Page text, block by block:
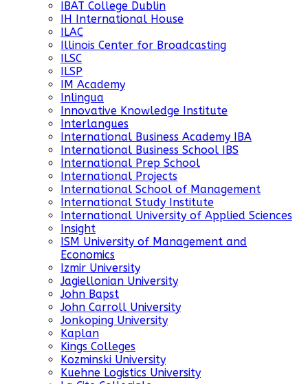
IBAT College Dublin
IH International House
ILAC
Illinois Center for Broadcasting
ILSC
ILSP
IM Academy
Inlingua
Innovative Knowledge Institute
Interlangues
International Business Academy IBA
International Business School IBS
International Prep School
International Projects
International School of Management
International Study Institute
International University of Applied Sciences
Insight
ISM University of Management and
Economics
Izmir University
Jagiellonian University
John Bapst
John Carroll University
Jonkoping University
Kaplan
Kings Colleges
Kozminski University
Kuehne Logistics University